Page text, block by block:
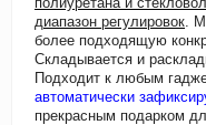
полиуретана и
диапазон регулировок.
более подходящую
Складывается и
Подходит к любым
автоматически
прекрасным подарком